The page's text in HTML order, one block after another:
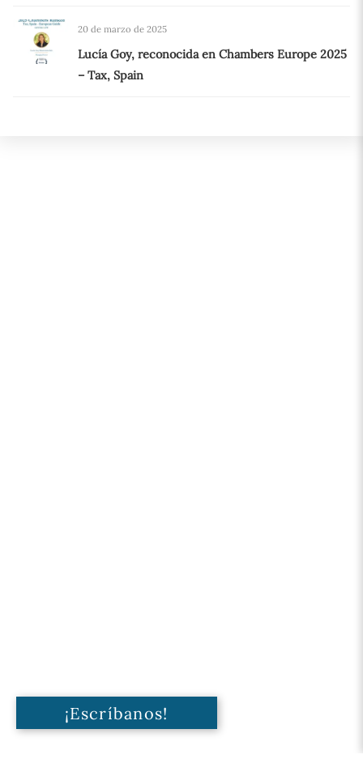
20 de marzo de 2025
Lucía Goy, reconocida en Chambers Europe 2025
– Tax, Spain
¡Escríbanos!